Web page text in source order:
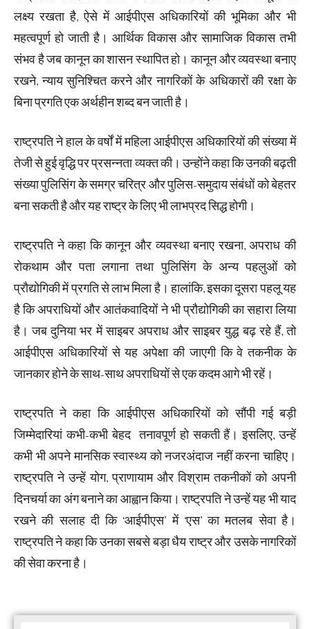
लक्ष्य रखता है, ऐसे में आईपीएस अधिकारियों की भूमिका और भी
महत्वपूर्ण हो जाती है। आर्थिक विकास और सामाजिक विकास तभी
संभव है जब कानून का शासन स्थापित हो। कानून और व्यवस्था बनाए
रखने, न्याय सुनिश्चित करने और नागरिकों के अधिकारों की रक्षा के
बिना प्रगति एक अर्थहीन शब्द बन जाती है।
राष्ट्रपति ने हाल के वर्षों में महिला आईपीएस अधिकारियों की संख्या में
तेजी से हुई वृद्धि पर प्रसन्नता व्यक्त की। उन्होंने कहा कि उनकी बढ़ती
संख्या पुलिसिंग के समग्र चरित्र और पुलिस-समुदाय संबंधों को बेहतर
बना सकती है और यह राष्ट्र के लिए भी लाभप्रद सिद्ध होगी।
राष्ट्रपति ने कहा कि कानून और व्यवस्था बनाए रखना, अपराध की
रोकथाम और पता लगाना तथा पुलिसिंग के अन्य पहलुओं को
प्रौद्योगिकी में प्रगति से लाभ मिला है। हालांकि, इसका दूसरा पहलू यह
है कि अपराधियों और आतंकवादियों ने भी प्रौद्योगिकी का सहारा लिया
है। जब दुनिया भर में साइबर अपराध और साइबर युद्ध बढ़ रहे हैं, तो
आईपीएस अधिकारियों से यह अपेक्षा की जाएगी कि वे तकनीक के
जानकार होने के साथ-साथ अपराधियों से एक कदम आगे भी रहें।
राष्ट्रपति ने कहा कि आईपीएस अधिकारियों को सौंपी गई बड़ी
जिम्मेदारियां कभी-कभी बेहद तनावपूर्ण हो सकती हैं। इसलिए, उन्हें
कभी भी अपने मानसिक स्वास्थ्य को नजरअंदाज नहीं करना चाहिए।
राष्ट्रपति ने उन्हें योग, प्राणायाम और विश्राम तकनीकों को अपनी
दिनचर्या का अंग बनाने का आह्वान किया। राष्ट्रपति ने उन्हें यह भी याद
रखने की सलाह दी कि ‘आईपीएस’ में ‘एस’ का मतलब सेवा है।
राष्ट्रपति ने कहा कि उनका सबसे बड़ा धैय राष्ट्र और उसके नागरिकों
की सेवा करना है।